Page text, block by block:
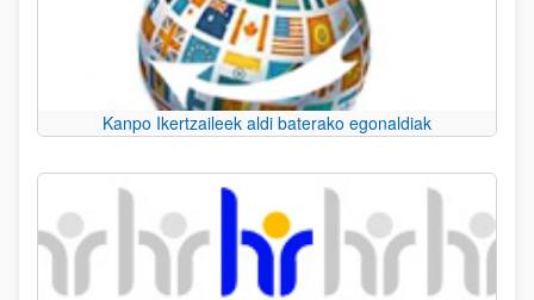
Kanpo Ikertzaileek aldi baterako egonaldiak